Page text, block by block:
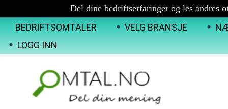
Del dine bedriftserfaringer og les andres
BEDRIFTSOMTALER VELG BRANSJE
LOGG INN